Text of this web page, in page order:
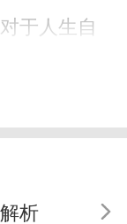
于人生自
道理，智
也会更加
姻是十分
析